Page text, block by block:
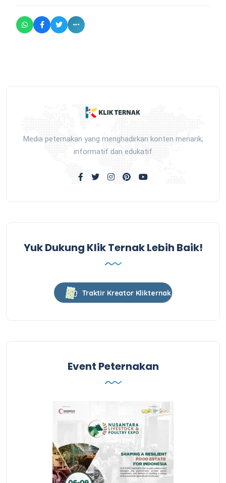
Media peternakan yang menghadirkan konten menarik,
informatif dan edukatif
Yuk Dukung Klik Ternak Lebih Baik!
Traktir Kreator Klikternak
Event Peternakan